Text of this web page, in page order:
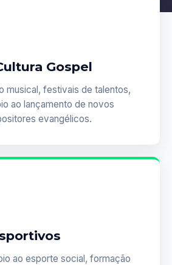
Gospel
musical, festivais de talentos,
ao lançamento de novos
evangélicos.
ao esporte social, formação